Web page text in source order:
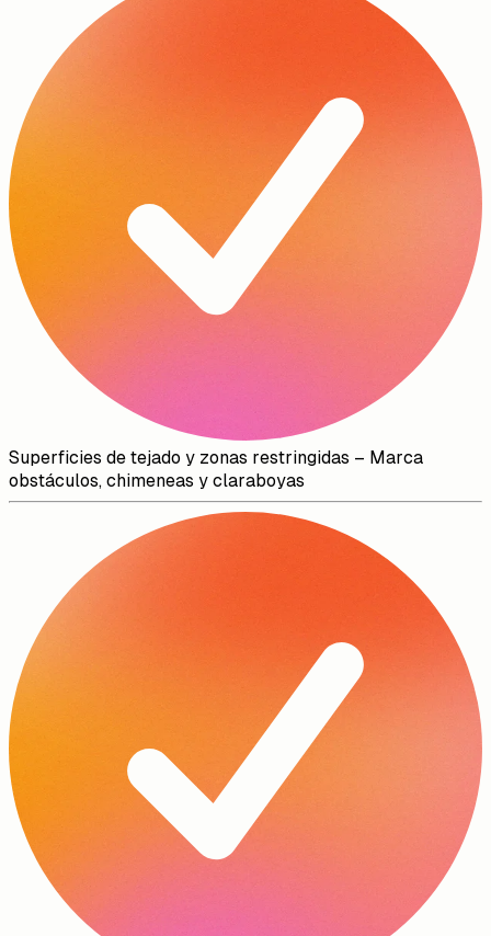
Superficies de tejado y zonas restringidas – Marca
obstáculos, chimeneas y claraboyas